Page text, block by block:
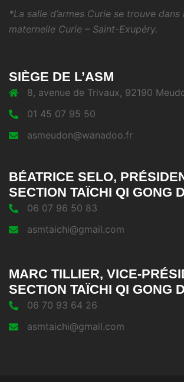
*La salle d’armes Curie se trouve dans
maternelle Curie – Saint-Exupéry.
SIÈGE DE L’ASM
8, avenue de Trivaux, 92190
01 45 07 95 50
asmeudon@wanadoo.fr
BÉATRICE SELO,
SECTION TAÏCHI QI GONG
06 07 96 50 83
asmtaichi@gmail.com
MARC TILLIER, VICE-
SECTION TAÏCHI QI GONG
06 70 93 64 26
asmtaichi@gmail.com